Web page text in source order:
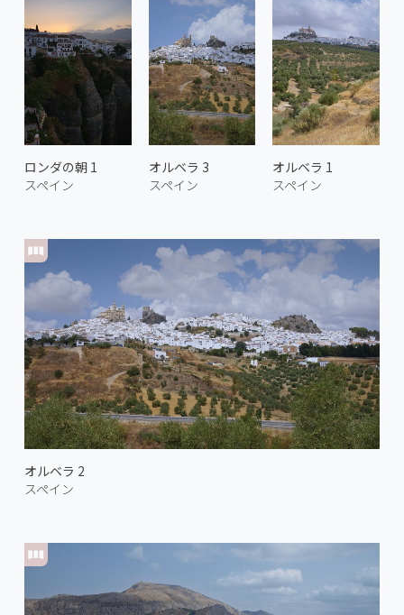
ロンダの朝 1
スペイン
オルベラ 2
スペイン
オルベラ 3
スペイン
オルベラ 1
スペイン